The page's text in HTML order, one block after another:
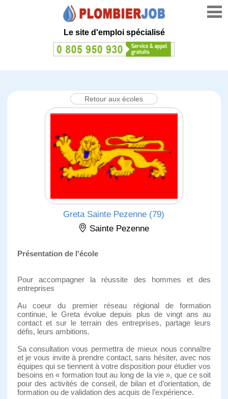
Le site d'emploi spécialisé
Retour aux écoles
Greta Sainte Pezenne (79)
Sainte Pezenne
Présentation de l'école
Pour accompagner la réussite des hommes et des
entreprises
Au coeur du premier réseau régional de formation
continue, le Greta évolue depuis plus de vingt ans au
contact et sur le terrain des entreprises, partage leurs
défis, leurs ambitions.
Sa consultation vous permettra de mieux nous connaître
et je vous invite à prendre contact, sans hésiter, avec nos
équipes qui se tiennent à votre disposition pour étudier vos
besoins en « formation tout au long de la vie », que ce soit
pour des activités de conseil, de bilan et d’orientation, de
formation ou de validation des acquis de l’expérience.